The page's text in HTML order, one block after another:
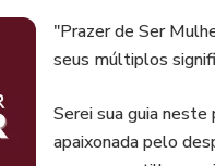
"Prazer de Ser
seus múltiplos
Serei sua guia
apaixonada pelo